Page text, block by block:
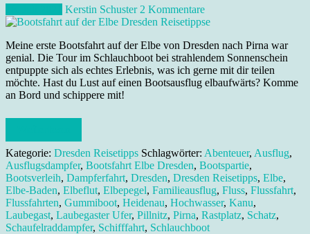
Kerstin Schuster 2 Kommentare
Meine erste Bootsfahrt auf der Elbe von Dresden nach Pirna war
genial. Die Tour im Schlauchboot bei strahlendem Sonnenschein
entpuppte sich als echtes Erlebnis, was ich gerne mit dir teilen
möchte. Hast du Lust auf einen Bootsausflug elbaufwärts? Komme
an Bord und schippere mit!
Kategorie: Dresden Reisetipps Schlagwörter: Abenteuer, Ausflug,
Ausflugsdampfer, Bootsfahrt Elbe Dresden, Bootspartie,
Bootsverleih, Dampferfahrt, Dresden, Dresden Reisetipps, Elbe,
Elbe-Baden, Elbeflut, Elbepegel, Familieausflug, Fluss, Flussfahrt,
Flussfahrten, Gummiboot, Heidenau, Hochwasser, Kanu,
Laubegast, Laubegaster Ufer, Pillnitz, Pirna, Rastplatz, Schatz,
Schaufelraddampfer, Schifffahrt, Schlauchboot